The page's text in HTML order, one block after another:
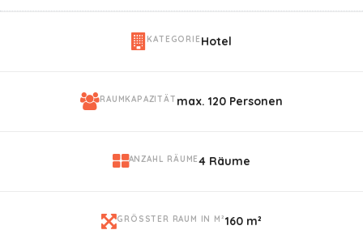
KATEGORIE Hotel
RAUMKAPAZITÄT max. 120 Personen
ANZAHL RÄUME4 Räume
GRÖSSTER RAUM IN M² 160 m²